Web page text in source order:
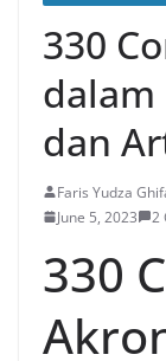
330
dalam
dan
Faris Yudza
June 5, 2023
2
330